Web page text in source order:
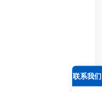
联系我们